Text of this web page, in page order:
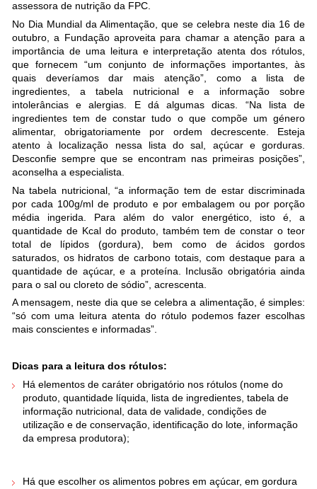
assessora de nutrição da FPC.
No Dia Mundial da Alimentação, que se celebra neste dia 16 de
outubro, a Fundação aproveita para chamar a atenção para a
importância de uma leitura e interpretação atenta dos rótulos,
que fornecem “um conjunto de informações importantes, às
quais deveríamos dar mais atenção”, como a lista de
ingredientes, a tabela nutricional e a informação sobre
intolerâncias e alergias. E dá algumas dicas. “Na lista de
ingredientes tem de constar tudo o que compõe um género
alimentar, obrigatoriamente por ordem decrescente. Esteja
atento à localização nessa lista do sal, açúcar e gorduras.
Desconfie sempre que se encontram nas primeiras posições”,
aconselha a especialista.
Na tabela nutricional, “a informação tem de estar discriminada
por cada 100g/ml de produto e por embalagem ou por porção
média ingerida. Para além do valor energético, isto é, a
quantidade de Kcal do produto, também tem de constar o teor
total de lípidos (gordura), bem como de ácidos gordos
saturados, os hidratos de carbono totais, com destaque para a
quantidade de açúcar, e a proteína. Inclusão obrigatória ainda
para o sal ou cloreto de sódio”, acrescenta.
A mensagem, neste dia que se celebra a alimentação, é simples:
“só com uma leitura atenta do rótulo podemos fazer escolhas
mais conscientes e informadas”.
Dicas para a leitura dos rótulos:
Há elementos de caráter obrigatório nos rótulos (nome do
produto, quantidade líquida, lista de ingredientes, tabela de
informação nutricional, data de validade, condições de
utilização e de conservação, identificação do lote, informação
da empresa produtora);
Há que escolher os alimentos pobres em açúcar, em gordura